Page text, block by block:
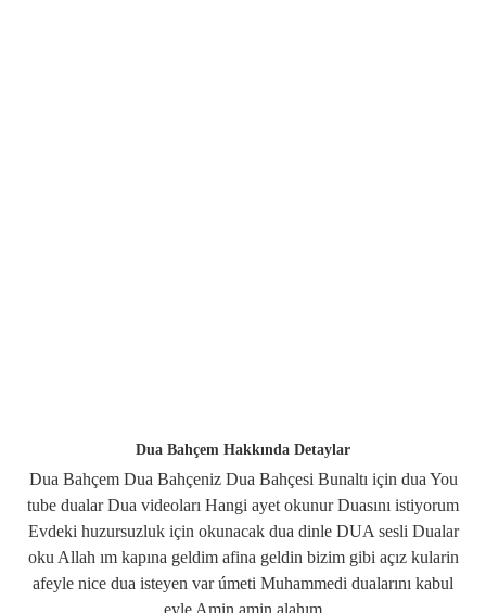
Dua Bahçem Hakkında Detaylar
Dua Bahçem Dua Bahçeniz Dua Bahçesi Bunaltı için dua You
tube dualar Dua videoları Hangi ayet okunur Duasını istiyorum
Evdeki huzursuzluk için okunacak dua dinle DUA sesli Dualar
oku Allah ım kapına geldim afina geldin bizim gibi açız kularin
afeyle nice dua isteyen var úmeti Muhammedi dualarını kabul